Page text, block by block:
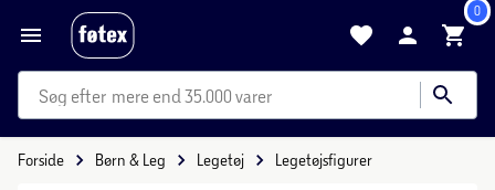
0
mere end 35.000 varer
Forside Børn & Leg Legetøj Legetøjsfigurer